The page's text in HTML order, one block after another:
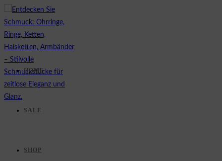
Zum
Inhalt
springen
HOME
SALE
SHOP